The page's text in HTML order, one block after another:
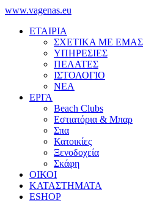
www.vagenas.eu
ΕΤΑΙΡΙΑ
ΣΧΕΤΙΚΑ ΜΕ ΕΜΑΣ
ΥΠΗΡΕΣΙΕΣ
ΠΕΛΑΤΕΣ
ΙΣΤΟΛΟΓΙΟ
ΝΕΑ
ΕΡΓΑ
Beach Clubs
Εστιατόρια & Μπαρ
Σπα
Κατοικίες
Ξενοδοχεία
Σκάφη
ΟΙΚΟΙ
ΚΑΤΑΣΤΗΜΑΤΑ
ESHOP